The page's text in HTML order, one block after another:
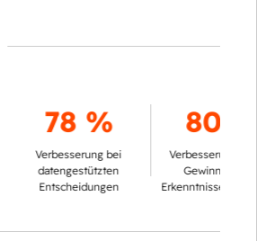
78 %
Verbesserung bei
datengestützten
Entscheidungen
80 %
Verbesserung bei der
Gewinnung von
Erkenntnissen aus Daten